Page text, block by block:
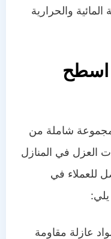
والحرارية
شاملة من
العزل في المنازل
للعملاء في
عازلة مقاومة